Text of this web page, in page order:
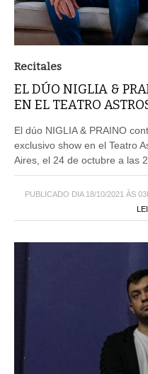
Recitales
EL DÚO NIGLIA &
EN EL TEATRO
El dúo NIGLIA & PRAINO
exclusivo show en el Teatro
Aires, el 24 de octubre a las
PUBLICADO DIA 18/10/2021 ÀS